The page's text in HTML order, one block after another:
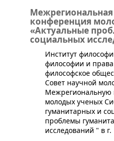
Межрегиональная
конференция
«Актуальные
социальных
​Институт
философии и права
философское
Совет научной
молодых ученых
гуманитарных и
проблемы
исследований " в г.